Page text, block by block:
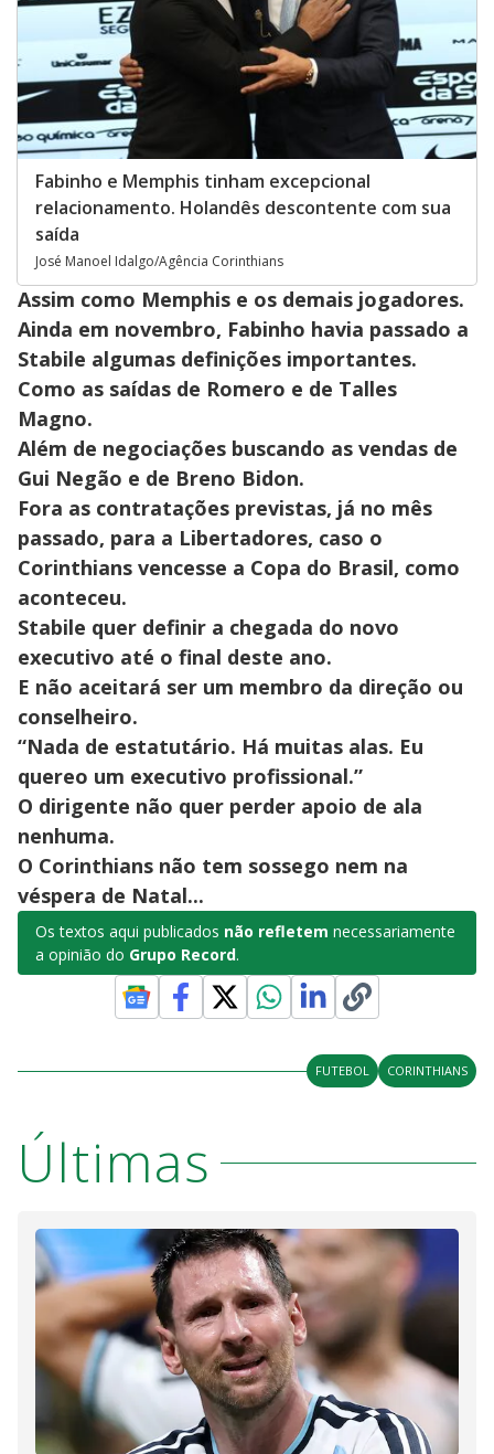
Fabinho e Memphis tinham excepcional
relacionamento. Holandês descontente com sua
saída
José Manoel Idalgo/Agência Corinthians
Assim como Memphis e os demais jogadores.
Ainda em novembro, Fabinho havia passado a
Stabile algumas definições importantes.
Como as saídas de Romero e de Talles
Magno.
Além de negociações buscando as vendas de
Gui Negão e de Breno Bidon.
Fora as contratações previstas, já no mês
passado, para a Libertadores, caso o
Corinthians vencesse a Copa do Brasil, como
aconteceu.
Stabile quer definir a chegada do novo
executivo até o final deste ano.
E não aceitará ser um membro da direção ou
conselheiro.
“Nada de estatutário. Há muitas alas. Eu
quereo um executivo profissional.”
O dirigente não quer perder apoio de ala
nenhuma.
O Corinthians não tem sossego nem na
véspera de Natal...
Os textos aqui publicados não refletem necessariamente
a opinião do Grupo Record.
FUTEBOL CORINTHIANS
Últimas